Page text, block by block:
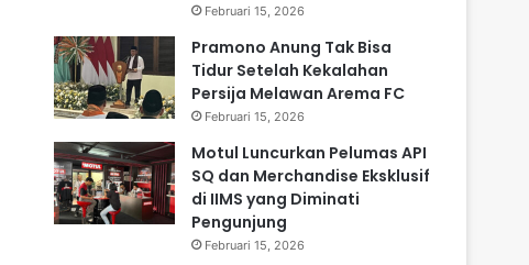
Februari 15, 2026
Pramono Anung Tak Bisa
Tidur Setelah Kekalahan
Persija Melawan Arema FC
Februari 15, 2026
Motul Luncurkan Pelumas API
SQ dan Merchandise Eksklusif
di IIMS yang Diminati
Pengunjung
Februari 15, 2026